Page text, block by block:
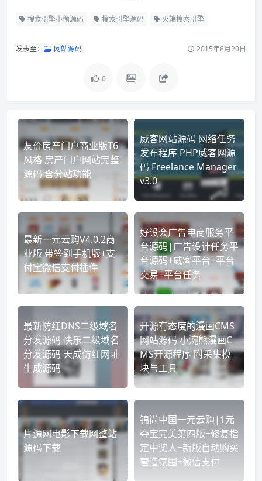
搜索引擎小偷源码 搜索引擎源码 火端搜索引擎
发表至： 网站源码 2015年8月20日
0
友价房产门户商业版T6
风格 房产门户网站完整
源码 含分站功能
威客网站源码 网络任务
发布程序 PHP威客网源
码 Freelance Manager
v3.0
最新一元云购V4.0.2商
业版 带签到手机版+支
付宝微信支付插件
好设会广告电商服务平
台源码|广告设计任务平
台源码+威客平台+平台
交易+平台任务
最新防红DNS二级域名
分发源码 快乐二级域名
分发源码 天成仿红网址
生成源码
开源有态度的漫画CMS
网站源码 小涴熊漫画C
MS开源程序 附采集模
块与工具
片源网电影下载网整站
源码下载
锦尚中国一元云购|1元
夺宝完美第四版+修复指
定中奖人+新版自动购买
营造氛围+微信支付